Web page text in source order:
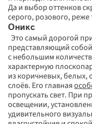
Да и выбор оттенков
серого, розового, реже
Оникс
Это самый дорогой
представляющий
с небольшим
характерную
из коричневых,
слоёв. Его главная
пропускать свет. При
освещении,
удивительного